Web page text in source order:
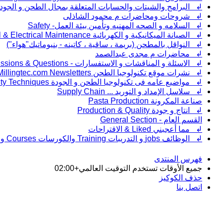
↲ البرامج والشيتات والحسابات المتعلقة بمجال الطحن و
↲ شروحات ومحاضرات م محمود الشاذلى
↲ السلامه و الصحه المهنيه وتأمين بيئة العمل- Safety
↲ الصيانة الميكانيكية و الكهربائية Mechanical & Electrical Maintenance
↲ النواقل بالمطحن (بريمة ، ساقية ، كاتينه - بنيوماتيك"هواء")
↲ محاضرات م مجدى عبدالصمد
↲ الاسئلة و المناقشات و الاستفسارات - Discussions & Questions - سؤال و جواب - Question & Answer - QA
↲ نشرات موقع تكنولوجيا الطحن Millingtec.com Newsletters
↲ مواضيع عامه فى تكنولوجيا الطحن و الجودة General Posts in Milling & quality Techniques
↲ سلاسل الإمداد و التوريد ... Supply Chain
صناعة المكرونة Pasta Production
↲ انتاج و جودة Production & Quality
القسم العام - General Section
↲ مما أعجبني Liked & الاقتراحات
↲ الوظائف jobs و التدريبات Training والكورسات Courses والندوات والدورات و السيمينارز و السير الذاتية - Courses & CV & Job seeking
فهرس المنتدى
جميع الأوقات تستخدم التوقيت العالمي+02:00
حذف الكوكيز
اتصل بنا